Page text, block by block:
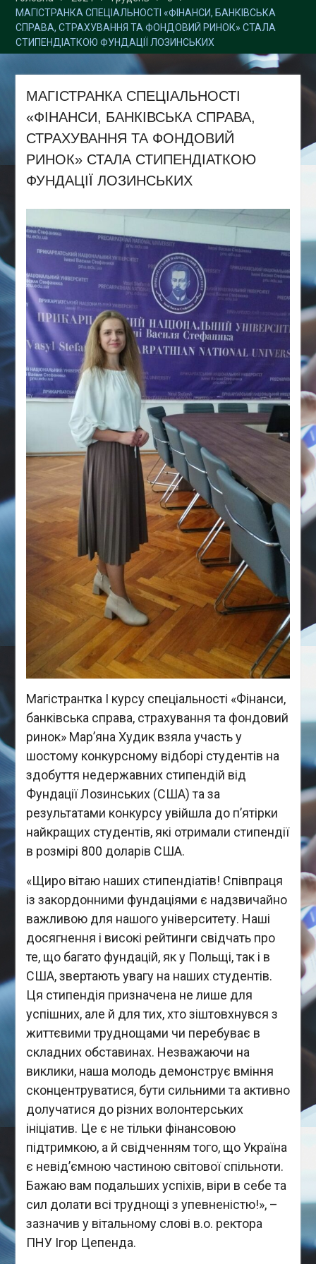
наукових фахових видань
України (категорія Б)
МАГІСТРАНКА СПЕЦІАЛЬНОСТІ «ФІНАНСИ, БАНКІВСЬКА
СПРАВА, СТРАХУВАННЯ ТА ФОНДОВИЙ РИНОК» СТАЛА
СТИПЕНДІАТКОЮ ФУНДАЦІЇ ЛОЗИНСЬКИХ
МАГІСТРАНКА СПЕЦІАЛЬНОСТІ
«ФІНАНСИ, БАНКІВСЬКА СПРАВА,
СТРАХУВАННЯ ТА ФОНДОВИЙ
РИНОК» СТАЛА СТИПЕНДІАТКОЮ
ФУНДАЦІЇ ЛОЗИНСЬКИХ
Магістрантка І курсу спеціальності «Фінанси,
банківська справа, страхування та фондовий
ринок» Мар’яна Худик взяла участь у
шостому конкурсному відборі студентів на
здобуття недержавних стипендій від
Фундації Лозинських (США) та за
результатами конкурсу увійшла до п’ятірки
найкращих студентів, які отримали стипендії
в розмірі 800 доларів США.
«Щиро вітаю наших стипендіатів! Співпраця
із закордонними фундаціями є надзвичайно
важливою для нашого університету. Наші
досягнення і високі рейтинги свідчать про
те, що багато фундацій, як у Польщі, так і в
США, звертають увагу на наших студентів.
Ця стипендія призначена не лише для
успішних, але й для тих, хто зіштовхнувся з
життєвими труднощами чи перебуває в
складних обставинах. Незважаючи на
виклики, наша молодь демонструє вміння
сконцентруватися, бути сильними та активно
долучатися до різних волонтерських
ініціатив. Це є не тільки фінансовою
підтримкою, а й свідченням того, що Україна
є невід’ємною частиною світової спільноти.
Бажаю вам подальших успіхів, віри в себе та
сил долати всі труднощі з упевненістю!», –
зазначив у вітальному слові в.о. ректора
ПНУ Ігор Цепенда.